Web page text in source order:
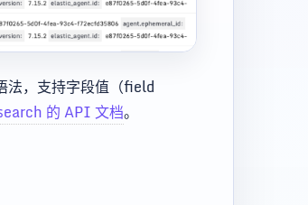
法，支持字段值（field
的 API 文档。